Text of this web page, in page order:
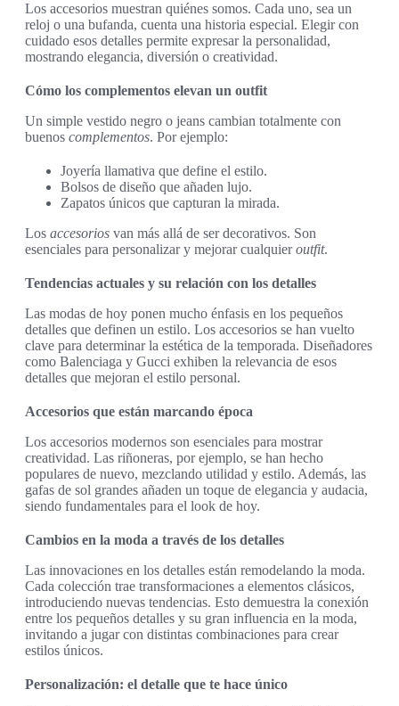
Los accesorios muestran quiénes somos. Cada uno, sea un
reloj o una bufanda, cuenta una historia especial. Elegir con
cuidado esos detalles permite expresar la personalidad,
mostrando elegancia, diversión o creatividad.
Cómo los complementos elevan un outfit
Un simple vestido negro o jeans cambian totalmente con
buenos complementos. Por ejemplo:
Joyería llamativa que define el estilo.
Bolsos de diseño que añaden lujo.
Zapatos únicos que capturan la mirada.
Los accesorios van más allá de ser decorativos. Son
esenciales para personalizar y mejorar cualquieroutfit.
Tendencias actuales y su relación con los detalles
Las modas de hoy ponen mucho énfasis en los pequeños
detalles que definen un estilo. Los accesorios se han vuelto
clave para determinar la estética de la temporada. Diseñadores
como Balenciaga y Gucci exhiben la relevancia de esos
detalles que mejoran el estilo personal.
Accesorios que están marcando época
Los accesorios modernos son esenciales para mostrar
creatividad. Las riñoneras, por ejemplo, se han hecho
populares de nuevo, mezclando utilidad y estilo. Además, las
gafas de sol grandes añaden un toque de elegancia y audacia,
siendo fundamentales para el look de hoy.
Cambios en la moda a través de los detalles
Las innovaciones en los detalles están remodelando la moda.
Cada colección trae transformaciones a elementos clásicos,
introduciendo nuevas tendencias. Esto demuestra la conexión
entre los pequeños detalles y su gran influencia en la moda,
invitando a jugar con distintas combinaciones para crear
estilos únicos.
Personalización: el detalle que te hace único